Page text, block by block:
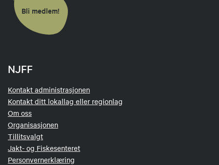
Bli medlem!
NJFF
Kontakt administrasjonen
Kontakt ditt lokallag eller regionlag
Om oss
Organisasjonen
Tillitsvalgt
Jakt- og Fiskesenteret
Personvernerklæring